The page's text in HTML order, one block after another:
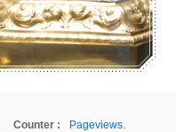
Counter :
Pageviews.